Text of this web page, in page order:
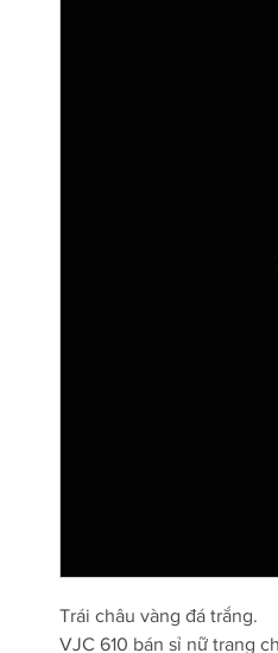
Trái châu vàng đá trắng.
VJC 610 bán sỉ nữ trang